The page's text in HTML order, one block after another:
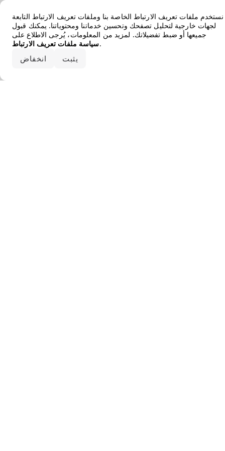
نستخدم ملفات تعريف الارتباط الخاصة بنا وملفات تعريف الارتباط التابعة
لجهات خارجية لتحليل تصفحك وتحسين خدماتنا ومحتوياتنا. يمكنك قبول
جميعها أو ضبط تفضيلاتك. لمزيد من المعلومات، يُرجى الاطلاع على
سياسة ملفات تعريف الارتباط.
انخفاض يثبت
Error loading the brand